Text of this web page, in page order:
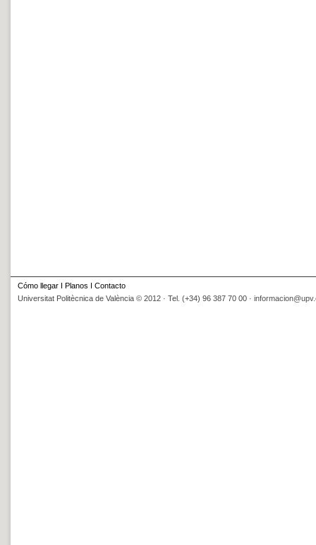
Cómo llegar I Planos I Contacto
Universitat Politècnica de València © 2012 · Tel. (+34) 96 387 70 00 ·